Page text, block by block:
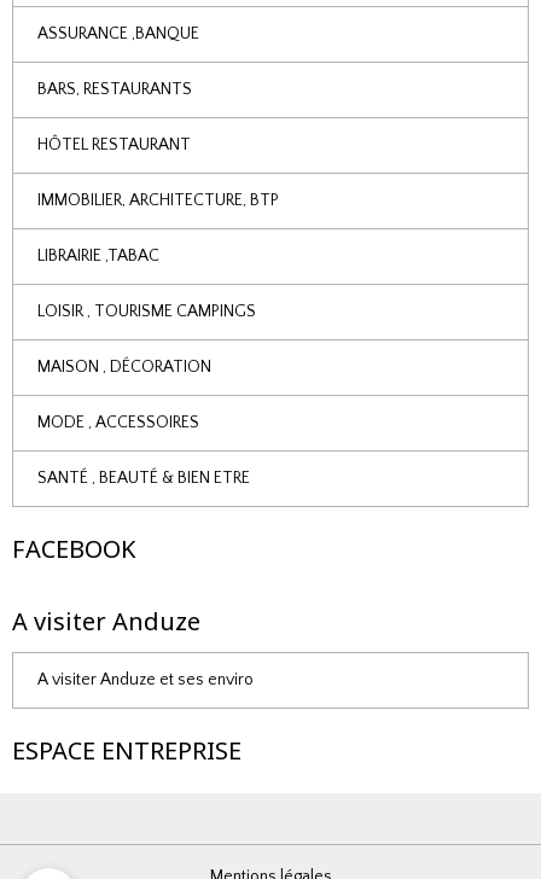
ASSURANCE ,BANQUE
BARS, RESTAURANTS
HÔTEL RESTAURANT
IMMOBILIER, ARCHITECTURE, BTP
LIBRAIRIE ,TABAC
LOISIR , TOURISME CAMPINGS
MAISON , DÉCORATION
MODE , ACCESSOIRES
SANTÉ , BEAUTÉ & BIEN ETRE
FACEBOOK
A visiter Anduze
A visiter Anduze et ses enviro
ESPACE ENTREPRISE